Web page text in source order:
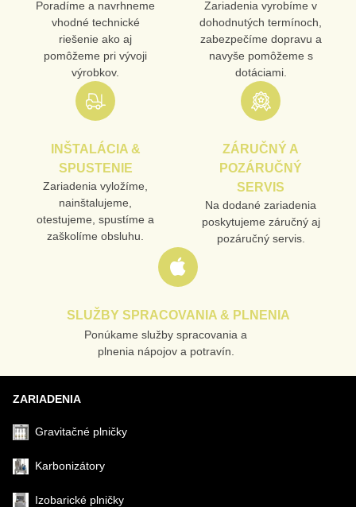
VAŠA OTÁZKA K PRODUKTU
Poradíme a navrhneme
vhodné technické
riešenie ako aj
pomôžeme pri vývoji
výrobkov.
Zariadenia vyrobíme v
dohodnutých termínoch,
zabezpečíme dopravu a
navyše pomôžeme s
dotáciami.
INŠTALÁCIA &
SPUSTENIE
Zariadenia vyložíme,
nainštalujeme,
otestujeme, spustíme a
zaškolíme obsluhu.
ZÁRUČNÝ A
POZÁRUČNÝ
SERVIS
Na dodané zariadenia
poskytujeme záručný aj
pozáručný servis.
SLUŽBY SPRACOVANIA & PLNENIA
Ponúkame služby spracovania a
plnenia nápojov a potravín.
ZARIADENIA
Gravitačné plničky
Karbonizátory
Izobarické plničky